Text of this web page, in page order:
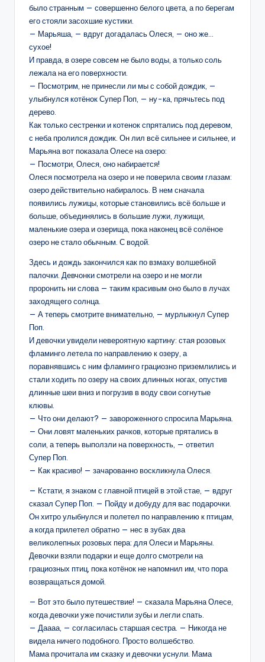
было странным — совершенно белого цвета, а по берегам
его стояли засохшие кустики.
— Марьяша, — вдруг догадалась Олеся, — оно же…
сухое!
И правда, в озере совсем не было воды, а только соль
лежала на его поверхности.
— Посмотрим, не принесли ли мы с собой дождик, —
улыбнулся котёнок Супер Поп, — ну-ка, прячьтесь под
дерево.
Как только сестренки и котенок спрятались под деревом,
с неба пролился дождик. Он лил всё сильнее и сильнее, и
Марьяна вот показала Олесе на озеро:
— Посмотри, Олеся, оно набирается!
Олеся посмотрела на озеро и не поверила своим глазам:
озеро действительно набиралось. В нем сначала
появились лужицы, которые становились всё больше и
больше, объединялись в большие лужи, лужищи,
маленькие озера и озерища, пока наконец всё солёное
озеро не стало обычным. С водой.
Здесь и дождь закончился как по взмаху волшебной
палочки. Девчонки смотрели на озеро и не могли
проронить ни слова — таким красивым оно было в лучах
заходящего солнца.
— А теперь смотрите внимательно, — мурлыкнул Супер
Поп.
И девочки увидели невероятную картину: стая розовых
фламинго летела по направлению к озеру, а
поравнявшись с ним фламинго грациозно приземлились и
стали ходить по озеру на своих длинных ногах, опустив
длинные шеи вниз и погрузив в воду свои согнутые
клювы.
— Что они делают? — завороженного спросила Марьяна.
— Они ловят маленьких рачков, которые прятались в
соли, а теперь выползли на поверхность, — ответил
Супер Поп.
— Как красиво! — зачарованно воскликнула Олеся.
— Кстати, я знаком с главной птицей в этой стае, — вдруг
сказал Супер Поп. — Пойду и добуду для вас подарочки.
Он хитро улыбнулся и полетел по направлению к птицам,
а когда прилетел обратно — нес в зубах два
великолепных розовых пера: для Олеси и Марьяны.
Девочки взяли подарки и еще долго смотрели на
грациозных птиц, пока котёнок не напомнил им, что пора
возвращаться домой.
— Вот это было путешествие! — сказала Марьяна Олесе,
когда девочки уже почистили зубы и легли спать.
— Даааа, — согласилась старшая сестра. — Никогда не
видела ничего подобного. Просто волшебство.
Мама прочитала им сказку и девочки уснули. Мама